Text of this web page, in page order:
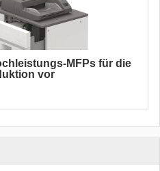
MFPs für die
vor